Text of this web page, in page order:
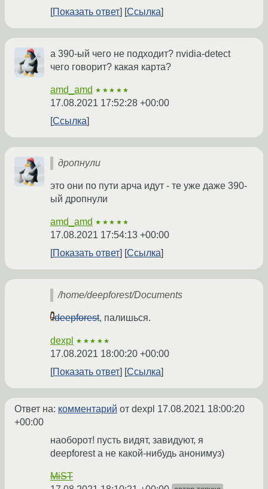
Показать ответ
Ссылка
а 390-ый чего не подходит? nvidia-detect
чего говорит? какая карта?
amd_amd ★★★★★
17.08.2021 17:52:28 +00:00
Ссылка
дропнули
это они по пути арча идут - те уже даже 390-
ый дропнули
amd_amd ★★★★★
17.08.2021 17:54:13 +00:00
Показать ответ
Ссылка
/home/deepforest/Documents
deepforest, палишься.
dexpl ★★★★★
17.08.2021 18:00:20 +00:00
Показать ответ
Ссылка
Ответ на: комментарий от dexpl 17.08.2021 18:00:20
+00:00
наоборот! пусть видят, завидуют, я
deepforest а не какой-нибудь анонимуз)
MiST